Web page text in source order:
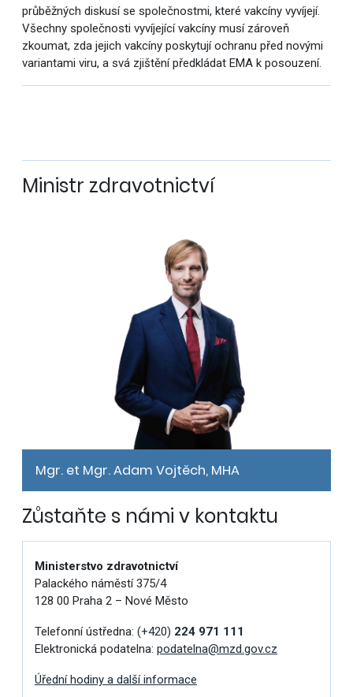
průběžných diskusí se společnostmi, které vakcíny vyvíjejí.
Všechny společnosti vyvíjející vakcíny musí zároveň
zkoumat, zda jejich vakcíny poskytují ochranu před novými
variantami viru, a svá zjištění předkládat EMA k posouzení.
Ministr zdravotnictví
Mgr. et Mgr. Adam Vojtěch, MHA
Zůstaňte s námi v kontaktu
Ministerstvo zdravotnictví
Palackého náměstí 375/4
128 00 Praha 2 – Nové Město
Telefonní ústředna: (+420) 224 971 111
Elektronická podatelna: podatelna@mzd.gov.cz
Úřední hodiny a další informace